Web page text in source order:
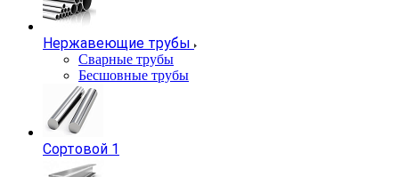
Нержавеющие трубы
Сварные трубы
Бесшовные трубы
Сортовой 1